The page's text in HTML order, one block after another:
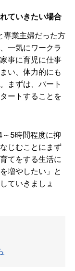
ていきたい場合
専業主婦だった方
一気にワークラ
事に育児に仕事
い、体力的にも
まずは、パート
ートすることを
5時間程度に抑
じむことにまず
てをする生活に
増やしたい」と
ていきましょ